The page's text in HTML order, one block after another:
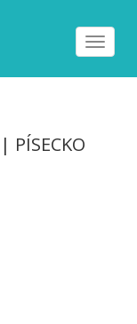
Toggle
PÍSECKO